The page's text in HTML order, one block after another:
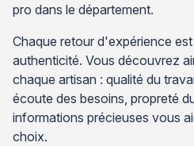
pro dans le département.
Chaque retour d'expérience
authenticité. Vous découvrez
chaque artisan : qualité du
écoute des besoins, propreté
informations précieuses vous
choix.